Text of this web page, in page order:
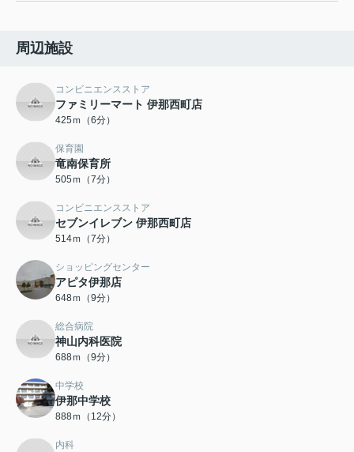
周辺施設
コンビニエンスストア
ファミリーマート 伊那西町店
425ｍ（6分）
保育園
竜南保育所
505ｍ（7分）
コンビニエンスストア
セブンイレブン 伊那西町店
514ｍ（7分）
ショッピングセンター
アピタ伊那店
648ｍ（9分）
総合病院
神山内科医院
688ｍ（9分）
中学校
伊那中学校
888ｍ（12分）
内科